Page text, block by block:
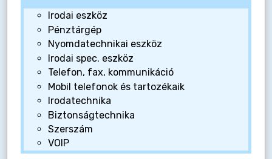
Irodai eszköz
Pénztárgép
Nyomdatechnikai eszköz
Irodai spec. eszköz
Telefon, fax, kommunikáció
Mobil telefonok és tartozékaik
Irodatechnika
Biztonságtechnika
Szerszám
VOIP